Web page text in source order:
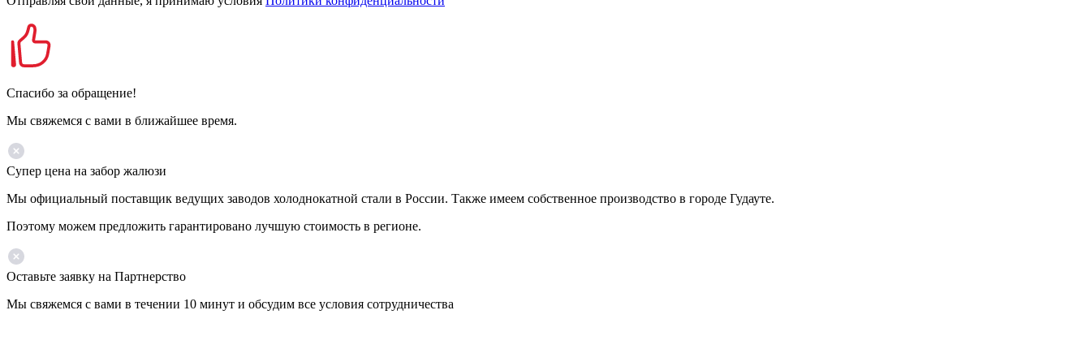
Спасибо за обращение!
Мы свяжемся с вами в ближайшее время.
Супер цена на забор жалюзи
Мы официальный поставщик ведущих заводов холоднокатной стали в России. Также имеем собственное производство в городе Гудауте.
Поэтому можем предложить гарантировано лучшую стоимость в регионе.
Оставьте заявку на Партнерство
Мы свяжемся с вами в течении 10 минут и обсудим все условия сотрудничества